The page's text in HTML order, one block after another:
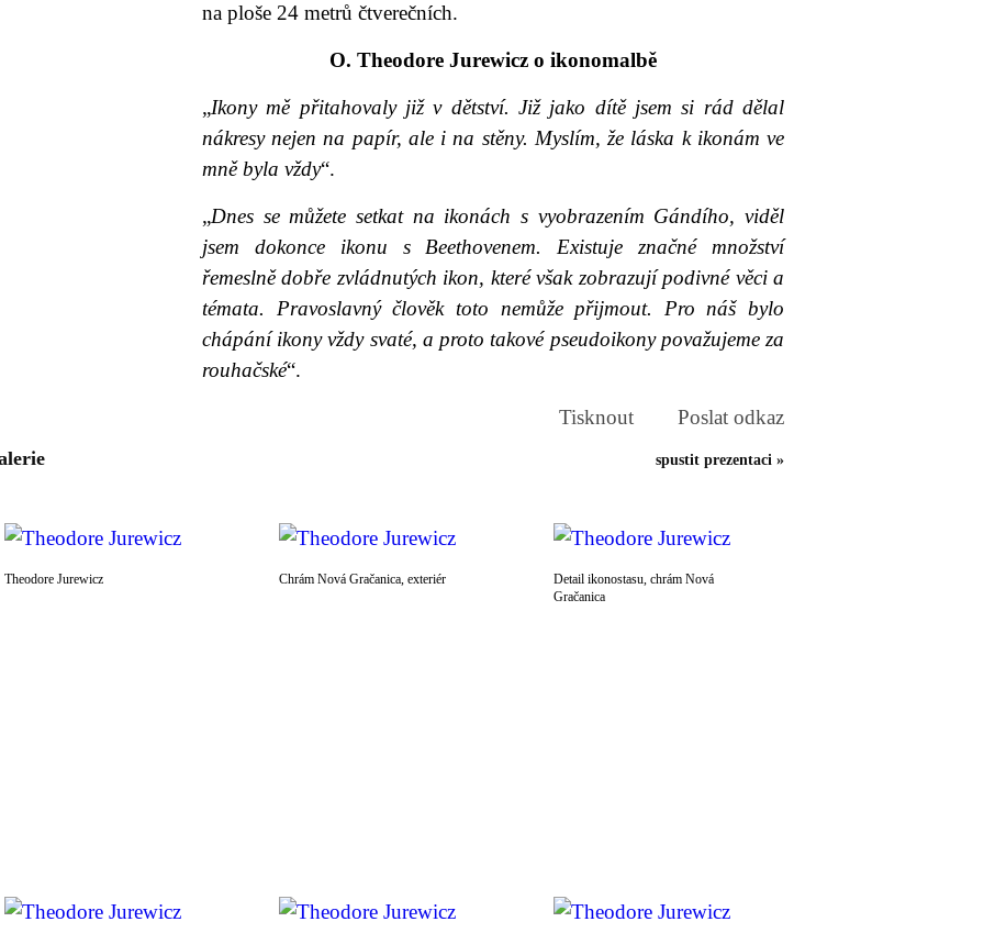
na ploše 24 metrů čtverečních.
O. Theodore Jurewicz o ikonomalbě
„Ikony mě přitahovaly již v dětství. Již jako dítě jsem si rád dělal
nákresy nejen na papír, ale i na stěny. Myslím, že láska k ikonám ve
mně byla vždy“.
„Dnes se můžete setkat na ikonách s vyobrazením Gándího, viděl
jsem dokonce ikonu s Beethovenem. Existuje značné množství
řemeslně dobře zvládnutých ikon, které však zobrazují podivné věci a
témata. Pravoslavný člověk toto nemůže přijmout. Pro náš bylo
chápání ikony vždy svaté, a proto takové pseudoikony považujeme za
rouhačské“.
Tisknout Poslat odkaz
spustit prezentaci »
Theodore Jurewicz Chrám Nová Gračanica, exteriér
Detail ikonostasu, chrám Nová
Gračanica